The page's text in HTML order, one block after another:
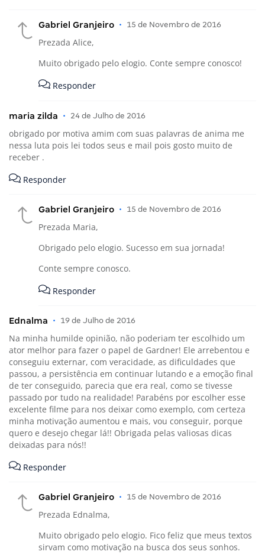
Gabriel Granjeiro • 15 de Novembro de 2016
Prezada Alice,
Muito obrigado pelo elogio. Conte sempre conosco!
Responder
maria zilda • 24 de Julho de 2016
obrigado por motiva amim com suas palavras de anima me
nessa luta pois lei todos seus e mail pois gosto muito de
receber .
Responder
Gabriel Granjeiro • 15 de Novembro de 2016
Prezada Maria,
Obrigado pelo elogio. Sucesso em sua jornada!
Conte sempre conosco.
Responder
Ednalma • 19 de Julho de 2016
Na minha humilde opinião, não poderiam ter escolhido um
ator melhor para fazer o papel de Gardner! Ele arrebentou e
conseguiu externar, com veracidade, as dificuldades que
passou, a persistência em continuar lutando e a emoção final
de ter conseguido, parecia que era real, como se tivesse
passado por tudo na realidade! Parabéns por escolher esse
excelente filme para nos deixar como exemplo, com certeza
minha motivação aumentou e mais, vou conseguir, porque
quero e desejo chegar lá!! Obrigada pelas valiosas dicas
deixadas para nós!!
Responder
Gabriel Granjeiro • 15 de Novembro de 2016
Prezada Ednalma,
Muito obrigado pelo elogio. Fico feliz que meus textos
sirvam como motivação na busca dos seus sonhos.